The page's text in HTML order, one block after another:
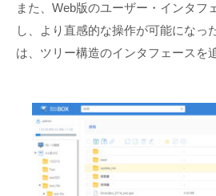
また、Web版のユーザー・インタフ
し、より直感的な操作が可能になっ
は、ツリー構造のインタフェースを